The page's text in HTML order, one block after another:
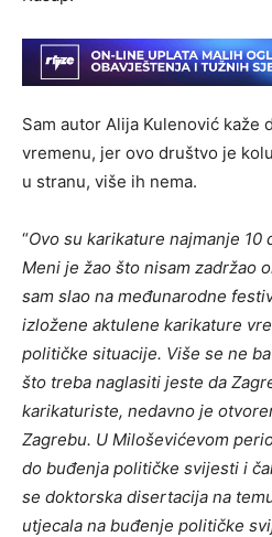
Sam autor Alija Kulenović kaže
vremenu, jer ovo društvo je
u stranu, više ih nema.
“Ovo su karikature najmanje 10
Meni je žao što nisam zadržao
sam slao na međunarodne
izložene aktulene karikature
političke situacije. Više se ne
što treba naglasiti jeste da
karikaturiste, nedavno je
Zagrebu. U Miloševićevom
do buđenja političke svijesti i
se doktorska disertacija na
utjecala na buđenje političke